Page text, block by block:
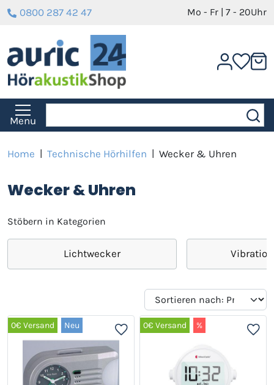
0800 287 42 47 Mo - Fr | 7 - 20Uhr
Menu
Home | Technische Hörhilfen | Wecker & Uhren
Wecker & Uhren
Stöbern in Kategorien
Lichtwecker
0€ Versand Neu 0€ Versand %